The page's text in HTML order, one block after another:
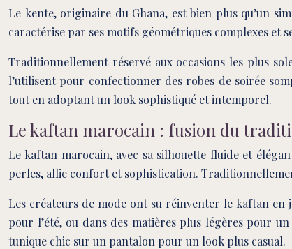
Le kente, originaire du Ghana, est bien plus qu’un
caractérise par ses motifs géométriques complexes et
Traditionnellement réservé aux occasions les plus
l’utilisent pour confectionner des robes de soirée
tout en adoptant un look sophistiqué et intemporel.
Le kaftan marocain : fusion du
Le kaftan marocain, avec sa silhouette fluide et
perles, allie confort et sophistication.
Les créateurs de mode ont su réinventer le kaftan
pour l’été, ou dans des matières plus légères pour
tunique chic sur un pantalon pour un look plus casual.